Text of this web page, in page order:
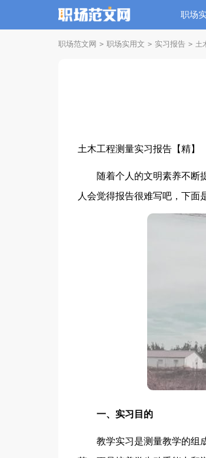
职场
职场范文网 > 职场实用文 > 实习报告 > 土
土木工程测量实习报告【精】
随着个人的文明素养不断提
人会觉得报告很难写吧，下面
一、实习目的
教学实习是测量教学的组成